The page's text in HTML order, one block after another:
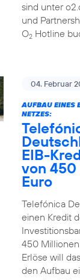
sind unter
und
O2Hotline
04. Februar
AUFBAU EINES
NETZES:
EIB-
von
Euro
Telefónica
einen Kredit
450
Erlöse will
den Aufbau